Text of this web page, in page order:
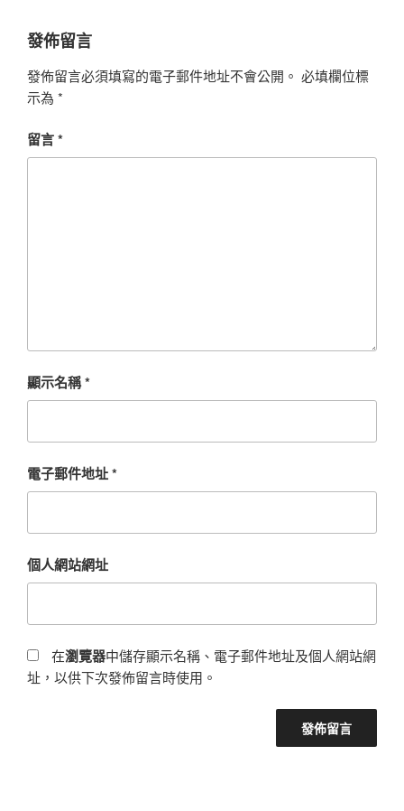
發佈留言
發佈留言必須填寫的電子郵件地址不會公開。 必填欄位標
示為 *
留言*
顯示名稱*
電子郵件地址*
個人網站網址
在瀏覽器中儲存顯示名稱、電子郵件地址及個人網站網
址，以供下次發佈留言時使用。